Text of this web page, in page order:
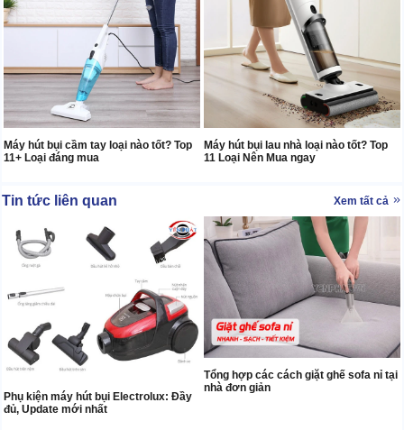
Máy hút bụi cầm tay loại nào tốt? Top
11+ Loại đáng mua
Máy hút bụi lau nhà loại nào tốt? Top
11 Loại Nên Mua ngay
Tin tức liên quan Xem tất cả
Phụ kiện máy hút bụi Electrolux: Đầy
đủ, Update mới nhất
Tổng hợp các cách giặt ghế sofa nỉ tại
nhà đơn giản